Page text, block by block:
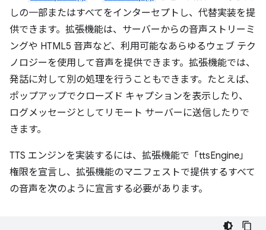
しの一部またはすべてをインターセプトし、代替実装を提
供できます。拡張機能は、サーバーからの音声ストリーミ
ングや HTML5 音声など、利用可能なあらゆるウェブ テク
ノロジーを使用して音声を提供できます。拡張機能では、
発話に対して別の処理を行うこともできます。たとえば、
ポップアップでクローズド キャプションを表示したり、
ログメッセージとしてリモート サーバーに送信したりで
きます。
TTS エンジンを実装するには、拡張機能で「ttsEngine」
権限を宣言し、拡張機能のマニフェストで提供するすべて
の音声を次のように宣言する必要があります。